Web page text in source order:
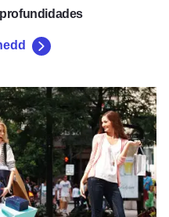
Milla Magnífica